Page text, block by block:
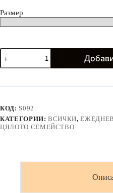
Размер
количество
за
Памучни
и
светлосиньо
КОД: S092
КАТЕГОРИИ:ВСИЧКИ,
ЦЯЛОТО СЕМЕЙСТВО